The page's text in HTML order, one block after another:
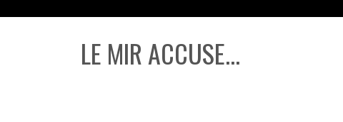
LE MIR ACCUSE...